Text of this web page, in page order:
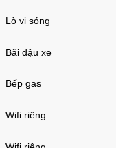
Lò vi sóng
Bãi đậu xe
Bếp gas
Wifi riêng